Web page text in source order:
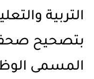
التربية
بتصحيح صحف
المسمى